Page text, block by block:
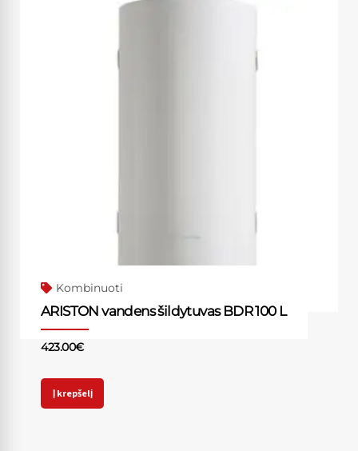
Kombinuoti
ARISTON vandens šildytuvas BDR 100 L
423.00€
Į krepšelį